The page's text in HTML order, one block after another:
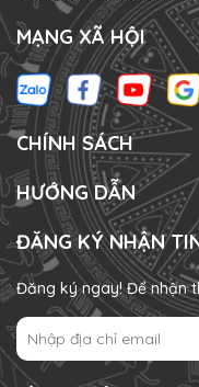
MẠNG XÃ HỘI
CHÍNH SÁCH
HƯỚNG DẪN
ĐĂNG KÝ NHẬN
Đăng ký ngay! Để nhận